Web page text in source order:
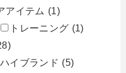
アイテム (1)
トレーニング (1)
ハイブランド (5)